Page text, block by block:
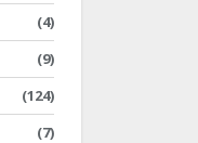
(4)
(9)
(124)
(7)